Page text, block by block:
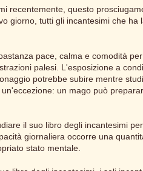
recentemente, questo
giorno, tutti gli incantesimi che
pace, calma e comodità
palesi. L'esposizione a
potrebbe subire mentre
un mago può
il suo libro degli incantesimi
giornaliera occorre una
stato mentale.